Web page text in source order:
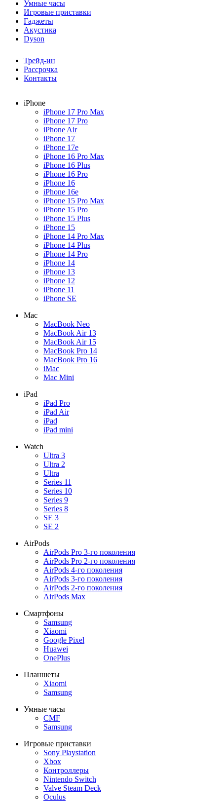
Умные часы
Игровые приставки
Гаджеты
Акустика
Dyson
Трейд-ин
Рассрочка
Контакты
iPhone
iPhone 17 Pro Max
iPhone 17 Pro
iPhone Air
iPhone 17
iPhone 17e
iPhone 16 Pro Max
iPhone 16 Plus
iPhone 16 Pro
iPhone 16
iPhone 16e
iPhone 15 Pro Max
iPhone 15 Pro
iPhone 15 Plus
iPhone 15
iPhone 14 Pro Max
iPhone 14 Plus
iPhone 14 Pro
iPhone 14
iPhone 13
iPhone 12
iPhone 11
iPhone SE
Mac
MacBook Neo
MacBook Air 13
MacBook Air 15
MacBook Pro 14
MacBook Pro 16
iMac
Mac Mini
iPad
iPad Pro
iPad Air
iPad
iPad mini
Watch
Ultra 3
Ultra 2
Ultra
Series 11
Series 10
Series 9
Series 8
SE 3
SE 2
AirPods
AirPods Pro 3-го поколения
AirPods Pro 2-го поколения
AirPods 4-го поколения
AirPods 3-го поколения
AirPods 2-го поколения
AirPods Max
Смартфоны
Samsung
Xiaomi
Google Pixel
Huawei
OnePlus
Планшеты
Xiaomi
Samsung
Умные часы
CMF
Samsung
Игровые приставки
Sony Playstation
Xbox
Контроллеры
Nintendo Switch
Valve Steam Deck
Oculus